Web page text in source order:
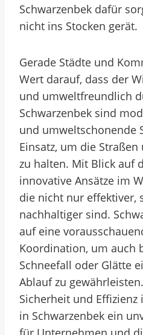
Schwarzenbek dafür
nicht ins Stocken gerät.
Gerade Städte und
Wert darauf, dass der
und umweltfreundlich
Schwarzenbek sind
und umweltschonende
Einsatz, um die
zu halten. Mit Blick auf
innovative Ansätze im
die nicht nur effektiver,
nachhaltiger sind.
auf eine
Koordination, um auch
Schneefall oder Glätte
Ablauf zu
Sicherheit und
in Schwarzenbek ein